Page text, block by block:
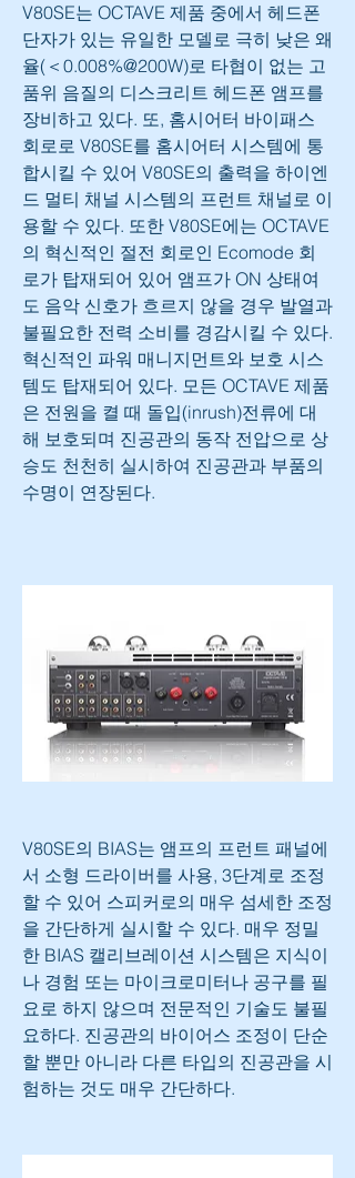
V80SE는 OCTAVE 제품 중에서 헤드폰
단자가 있는 유일한 모델로 극히 낮은 왜
율(＜0.008%@200W)로 타협이 없는 고
품위 음질의 디스크리트 헤드폰 앰프를
장비하고 있다. 또, 홈시어터 바이패스
회로로 V80SE를 홈시어터 시스템에 통
합시킬 수 있어 V80SE의 출력을 하이엔
드 멀티 채널 시스템의 프런트 채널로 이
용할 수 있다. 또한 V80SE에는 OCTAVE
의 혁신적인 절전 회로인 Ecomode 회
로가 탑재되어 있어 앰프가 ON 상태여
도 음악 신호가 흐르지 않을 경우 발열과
불필요한 전력 소비를 경감시킬 수 있다.
혁신적인 파워 매니지먼트와 보호 시스
템도 탑재되어 있다. 모든 OCTAVE 제품
은 전원을 켤 때 돌입(inrush)전류에 대
해 보호되며 진공관의 동작 전압으로 상
승도 천천히 실시하여 진공관과 부품의
수명이 연장된다.
V80SE의 BIAS는 앰프의 프런트 패널에
서 소형 드라이버를 사용, 3단계로 조정
할 수 있어 스피커로의 매우 섬세한 조정
을 간단하게 실시할 수 있다. 매우 정밀
한 BIAS 캘리브레이션 시스템은 지식이
나 경험 또는 마이크로미터나 공구를 필
요로 하지 않으며 전문적인 기술도 불필
요하다. 진공관의 바이어스 조정이 단순
할 뿐만 아니라 다른 타입의 진공관을 시
험하는 것도 매우 간단하다.